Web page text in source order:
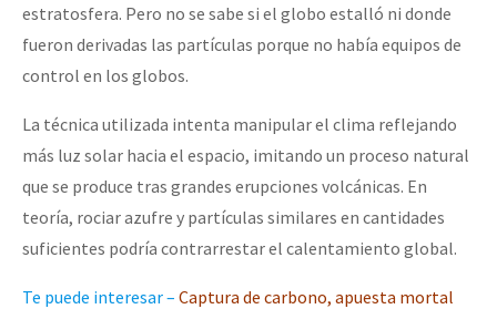
estratosfera. Pero no se sabe si el globo estalló ni donde
fueron derivadas las partículas porque no había equipos de
control en los globos.
La técnica utilizada intenta manipular el clima reflejando
más luz solar hacia el espacio, imitando un proceso natural
que se produce tras grandes erupciones volcánicas. En
teoría, rociar azufre y partículas similares en cantidades
suficientes podría contrarrestar el calentamiento global.
Te puede interesar – Captura de carbono, apuesta mortal